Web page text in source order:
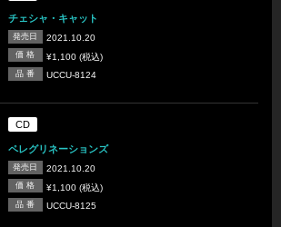
チェシャ・キャット
発売日 2021.10.20
価 格 ¥1,100 (税込)
品 番 UCCU-8124
CD
ペレグリネーションズ
発売日 2021.10.20
価 格 ¥1,100 (税込)
品 番 UCCU-8125